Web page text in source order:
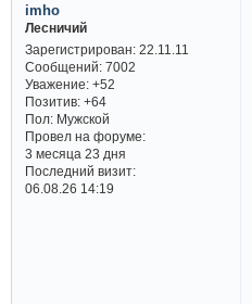
imho
Лесничий
Зарегистрирован: 22.11.11
Сообщений:7002
Уважение: +52
Позитив: +64
Пол:Мужской
Провел на форуме:
3 месяца 23 дня
Последний визит:
06.08.26 14:19